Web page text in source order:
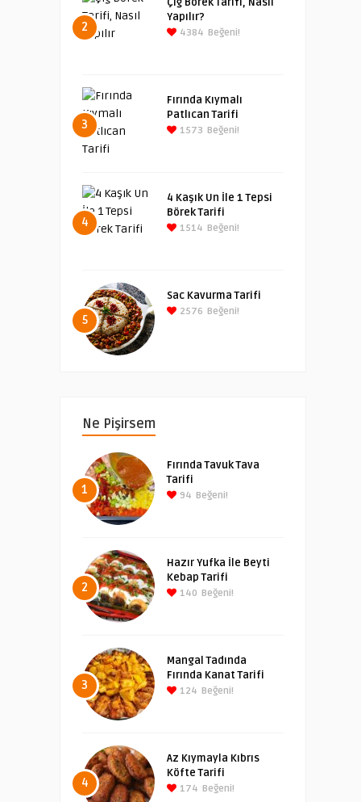
2
Yapılır?
4384 Beğeni!
3
Fırında Kıymalı
Patlıcan Tarifi
1573 Beğeni!
4
4 Kaşık Un İle 1 Tepsi
Börek Tarifi
1514 Beğeni!
5
Sac Kavurma Tarifi
2576 Beğeni!
Ne Pişirsem
1
Fırında Tavuk Tava
Tarifi
94 Beğeni!
2
Hazır Yufka İle Beyti
Kebap Tarifi
140 Beğeni!
3
Mangal Tadında
Fırında Kanat Tarifi
124 Beğeni!
4
Az Kıymayla Kıbrıs
Köfte Tarifi
174 Beğeni!